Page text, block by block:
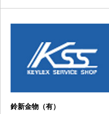
鈴新金物（有）